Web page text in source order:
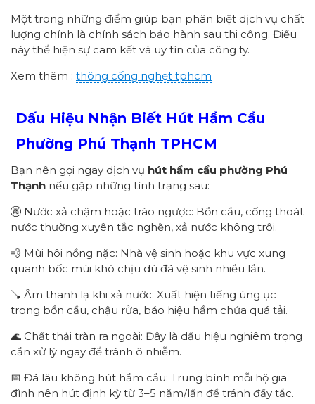
Một trong những điểm giúp bạn phân biệt dịch vụ chất
lượng chính là chính sách bảo hành sau thi công. Điều
này thể hiện sự cam kết và uy tín của công ty.
Xem thêm : thông cống nghẹt tphcm
Dấu Hiệu Nhận Biết Hút Hầm Cầu
Phường Phú Thạnh TPHCM
Bạn nên gọi ngay dịch vụ hút hầm cầu phường Phú
Thạnh nếu gặp những tình trạng sau:
🚱 Nước xả chậm hoặc trào ngược: Bồn cầu, cống thoát
nước thường xuyên tắc nghẽn, xả nước không trôi.
💨 Mùi hôi nồng nặc: Nhà vệ sinh hoặc khu vực xung
quanh bốc mùi khó chịu dù đã vệ sinh nhiều lần.
🪠 Âm thanh lạ khi xả nước: Xuất hiện tiếng ùng ục
trong bồn cầu, chậu rửa, báo hiệu hầm chứa quá tải.
🌊 Chất thải tràn ra ngoài: Đây là dấu hiệu nghiêm trọng
cần xử lý ngay để tránh ô nhiễm.
📅 Đã lâu không hút hầm cầu: Trung bình mỗi hộ gia
đình nên hút định kỳ từ 3–5 năm/lần để tránh đầy tắc.